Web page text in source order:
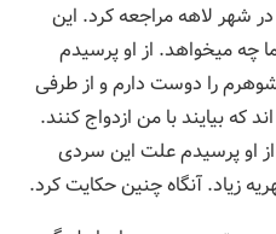
شهر لاهه مراجعه کرد. این
چه میخواهد. از او پرسیدم
را دوست دارم و از طرفی
که بیایند با من ازدواج کنند.
او پرسیدم علت این سردی
زیاد. آنگاه چنین حکایت کرد.